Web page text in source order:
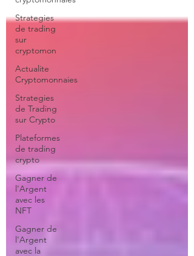
Strategies
de trading
sur
cryptomon
Actualite
Cryptomonnaies
Strategies
de Trading
sur Crypto
Plateformes
de trading
crypto
Gagner de
l'Argent
avec les
NFT
Gagner de
l'Argent
avec la